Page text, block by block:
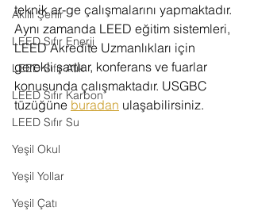
Akıllı Şehir
LEED Sıfır Enerji
LEED Sıfır Atık
LEED Sıfır Karbon
LEED Sıfır Su
Yeşil Okul
Yeşil Yollar
Yeşil Çatı
teknik ar-ge çalışmalarını yapmaktadır.
Aynı zamanda LEED eğitim sistemleri,
LEED Akredite Uzmanlıkları için
gerekli şartlar, konferans ve fuarlar
konusunda çalışmaktadır. USGBC
tüzüğüne buradan ulaşabilirsiniz.